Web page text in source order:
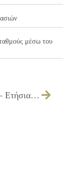
μέσω του
002/2026 – Ετήσια ανανέωση της σύμβασης με την Τράπεζα Πειραιώς για τη διαχείριση χρηματικών διαθεσίμων